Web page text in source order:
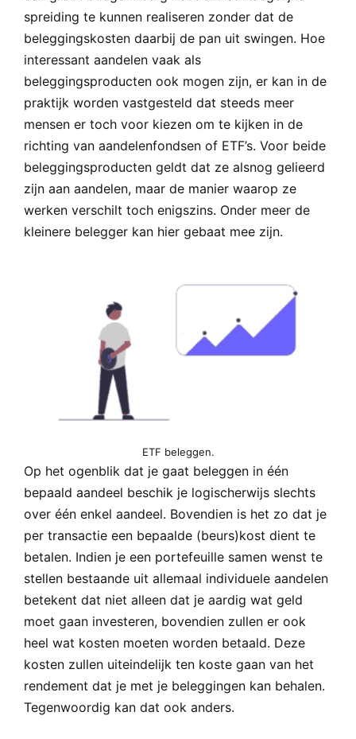
spreiding te kunnen realiseren zonder dat de
beleggingskosten daarbij de pan uit swingen. Hoe
interessant aandelen vaak als
beleggingsproducten ook mogen zijn, er kan in de
praktijk worden vastgesteld dat steeds meer
mensen er toch voor kiezen om te kijken in de
richting van aandelenfondsen of ETF’s. Voor beide
beleggingsproducten geldt dat ze alsnog gelieerd
zijn aan aandelen, maar de manier waarop ze
werken verschilt toch enigszins. Onder meer de
kleinere belegger kan hier gebaat mee zijn.
ETF beleggen.
Op het ogenblik dat je gaat beleggen in één
bepaald aandeel beschik je logischerwijs slechts
over één enkel aandeel. Bovendien is het zo dat je
per transactie een bepaalde (beurs)kost dient te
betalen. Indien je een portefeuille samen wenst te
stellen bestaande uit allemaal individuele aandelen
betekent dat niet alleen dat je aardig wat geld
moet gaan investeren, bovendien zullen er ook
heel wat kosten moeten worden betaald. Deze
kosten zullen uiteindelijk ten koste gaan van het
rendement dat je met je beleggingen kan behalen.
Tegenwoordig kan dat ook anders.